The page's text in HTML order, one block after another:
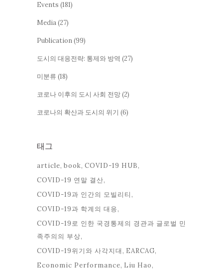
Events (181)
Media(27)
Publication(99)
도시의 대응전략: 통제와 방역 (27)
미분류 (18)
코로나 이후의 도시 사회 전망(2)
코로나의 확산과 도시의 위기 (6)
태그
article book COVID-19 HUB
COVID-19 연말 결산
COVID-19과 인간의 모빌리티
COVID-19과 학계의 대응
COVID-19로 인한 국경통제의 경관과 글로벌 민
족주의의 부상
COVID-19위기와 사각지대
EARCAG
Economic Performance Liu Hao